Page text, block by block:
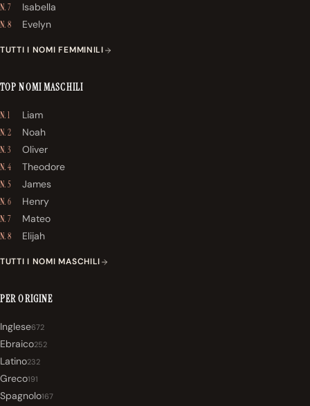
N. 7 Isabella
N. 8 Evelyn
TUTTI I NOMI FEMMINILI
TOP NOMI MASCHILI
N. 1 Liam
N. 2 Noah
N. 3 Oliver
N. 4 Theodore
N. 5 James
N. 6 Henry
N. 7 Mateo
N. 8 Elijah
TUTTI I NOMI MASCHILI
PER ORIGINE
Inglese672
Ebraico252
Latino232
Greco191
Spagnolo167